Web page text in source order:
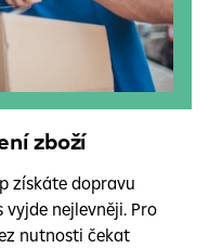
zboží
získáte dopravu
nejlevněji. Pro
nutnosti čekat